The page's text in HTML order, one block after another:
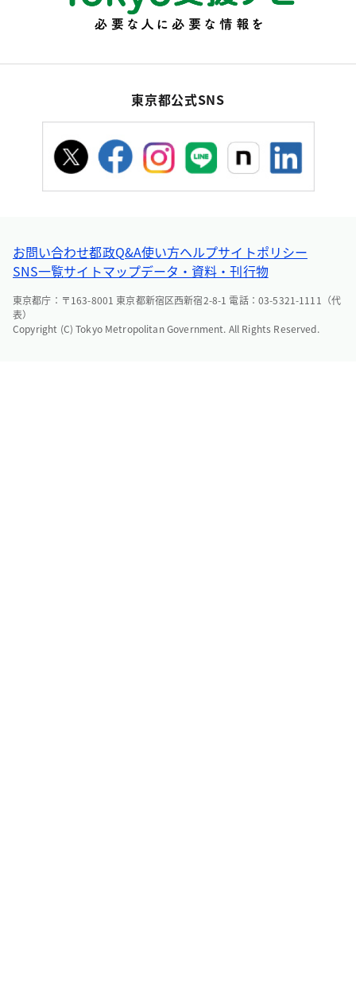
東京都公式SNS
お問い合わせ都政Q&A使い方ヘルプサイトポリシー
SNS一覧サイトマップデータ・資料・刊行物
東京都庁：〒163-8001 東京都新宿区西新宿2-8-1 電話：03-5321-1111（代
表）
Copyright (C) Tokyo Metropolitan Government. All Rights Reserved.